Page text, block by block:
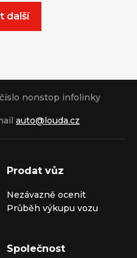
další
nonstop infolinky
auto@louda.cz
Prodat vůz
Nezávazně ocenit
Průběh výkupu vozu
Společnost